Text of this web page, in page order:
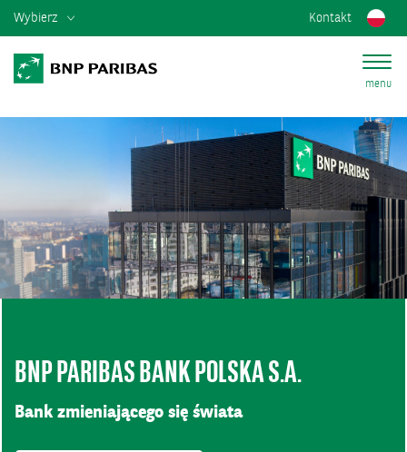
Wybierz Kontakt
menu
BNP PARIBAS BANK POLSKA S.A.
Bank zmieniającego się świata